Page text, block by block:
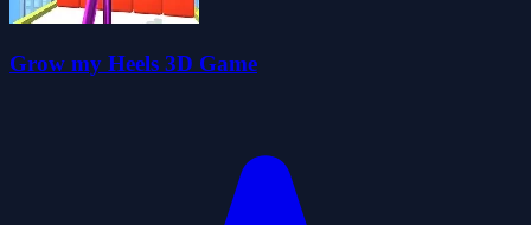
Grow my Heels 3D Game